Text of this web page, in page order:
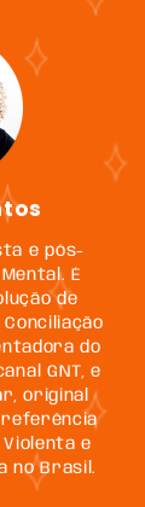
e pós-
É
de
do
GNT, e
original
referência
Violenta e
no Brasil.